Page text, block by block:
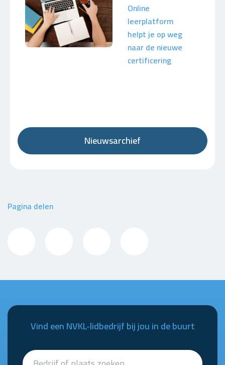
Online
leerplatform
helpt je op weg
naar de nieuwe
certificering
Nieuwsarchief
Pagina delen
Vind een NVKL-lidbedrijf bij jou in de buurt